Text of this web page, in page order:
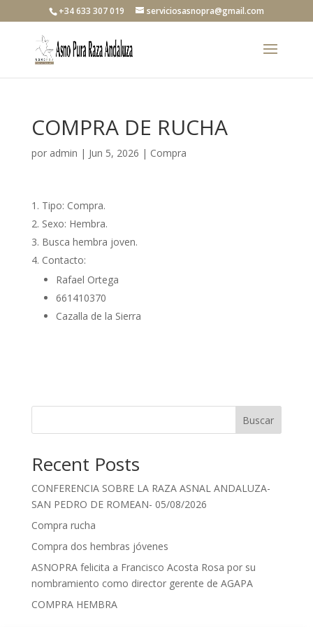
+34 633 307 019 serviciosasnopra@gmail.com
COMPRA DE RUCHA
por admin | Jun 5, 2026 | Compra
Tipo: Compra.
Sexo: Hembra.
Busca hembra joven.
Contacto:
Rafael Ortega
661410370
Cazalla de la Sierra
Buscar
Recent Posts
CONFERENCIA SOBRE LA RAZA ASNAL ANDALUZA-
SAN PEDRO DE ROMEAN- 05/08/2026
Compra rucha
Compra dos hembras jóvenes
ASNOPRA felicita a Francisco Acosta Rosa por su
nombramiento como director gerente de AGAPA
COMPRA HEMBRA